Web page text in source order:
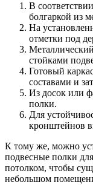
В
болгаркой из
На
отметки под
стойками
Готовый
составами и
Из досок или
полки.
Для
кронштейнов
К тому же, можно
подвесные полки
потолком, чтобы
небольшом